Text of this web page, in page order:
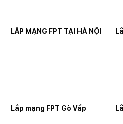
LẮP MẠNG FPT TẠI HÀ NỘI
Lắp mạng FPT Gò Vấp